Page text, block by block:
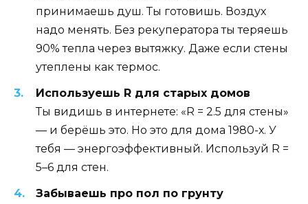
принимаешь душ. Ты готовишь. Воздух
надо менять. Без рекуператора ты теряешь
90% тепла через вытяжку. Даже если стены
утеплены как термос.
Используешь R для старых домов
Ты видишь в интернете: «R = 2.5 для стены»
— и берёшь это. Но это для дома 1980-х. У
тебя — энергоэффективный. Используй R =
5–6 для стен.
Забываешь про пол по грунту